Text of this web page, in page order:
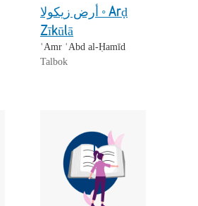
أرض زيكولا ◦ Arḍ
Zīkūlā
ʿAmr ʿAbd al-Ḥamīd
Talbok